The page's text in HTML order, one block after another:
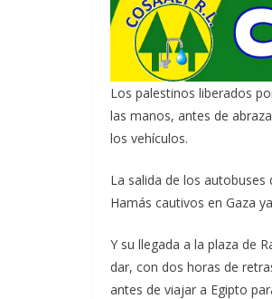
Los palestinos liberados
las manos, antes de
los vehículos.
La salida de los
Hamás cautivos en Gaza
Y su llegada a la plaza de
dar, con dos horas de
antes de viajar a Egipto